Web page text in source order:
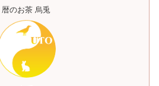
暦のお茶 烏兎